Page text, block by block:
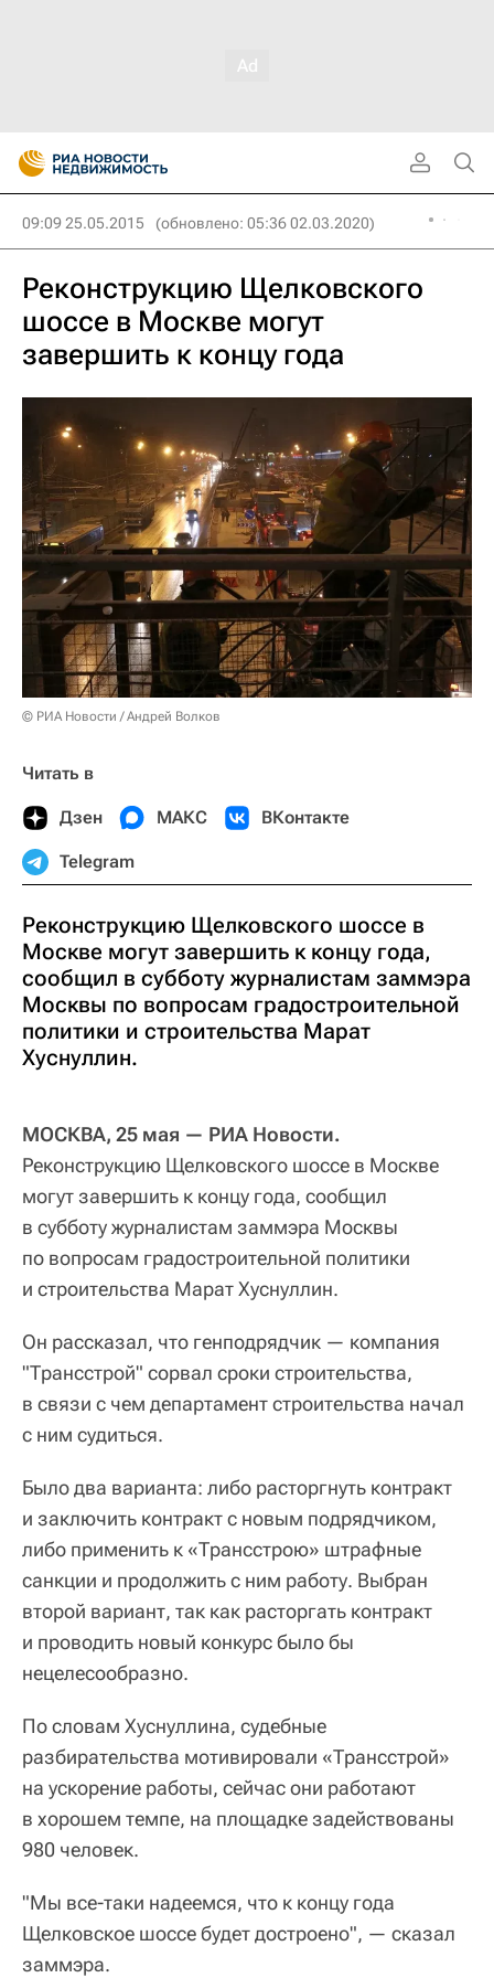
09:09 25.05.2015 (обновлено: 05:36 02.03.2020)
Реконструкцию Щелковского
шоссе в Москве могут
завершить к концу года
© РИА Новости / Андрей Волков
Читать в
Дзен МАКС ВКонтакте
Telegram
Реконструкцию Щелковского шоссе в
Москве могут завершить к концу года,
сообщил в субботу журналистам заммэра
Москвы по вопросам градостроительной
политики и строительства Марат
Хуснуллин.
МОСКВА, 25 мая — РИА Новости.
Реконструкцию Щелковского шоссе в Москве
могут завершить к концу года, сообщил
в субботу журналистам заммэра Москвы
по вопросам градостроительной политики
и строительства Марат Хуснуллин.
Он рассказал, что генподрядчик — компания
"Трансстрой" сорвал сроки строительства,
в связи с чем департамент строительства начал
с ним судиться.
Было два варианта: либо расторгнуть контракт
и заключить контракт с новым подрядчиком,
либо применить к «Трансстрою» штрафные
санкции и продолжить с ним работу. Выбран
второй вариант, так как расторгать контракт
и проводить новый конкурс было бы
нецелесообразно.
По словам Хуснуллина, судебные
разбирательства мотивировали «Трансстрой»
на ускорение работы, сейчас они работают
в хорошем темпе, на площадке задействованы
980 человек.
"Мы все-таки надеемся, что к концу года
Щелковское шоссе будет достроено", — сказал
заммэра.